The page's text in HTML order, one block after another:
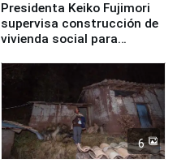
Presidenta Keiko Fujimori
supervisa construcción de
vivienda social para
6